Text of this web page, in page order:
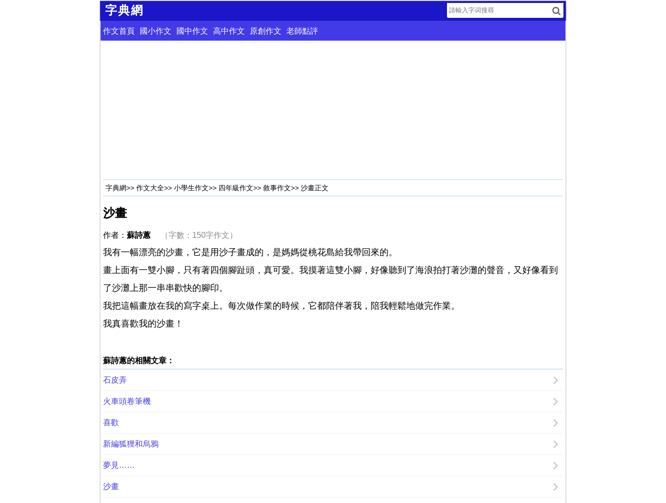
字典網
作文首頁 國小作文 國中作文 高中作文 原創作文 老師點評
字典網>> 作文大全>> 小學生作文>> 四年級作文>> 敘事作文>> 沙畫正文
沙畫
作者： 蘇詩蕙 （字數：150字作文）
我有一幅漂亮的沙畫，它是用沙子畫成的，是媽媽從桃花島給我帶回來的。
畫上面有一雙小腳，只有著四個腳趾頭，真可愛。我摸著這雙小腳，好像聽到了海浪拍打著沙灘的聲音，又好像看到
了沙灘上那一串串歡快的腳印。
我把這幅畫放在我的寫字桌上。每次做作業的時候，它都陪伴著我，陪我輕鬆地做完作業。
我真喜歡我的沙畫！
蘇詩蕙的相關文章：
石皮弄
火車頭卷筆機
喜歡
新編狐狸和烏鴉
夢見……
沙畫